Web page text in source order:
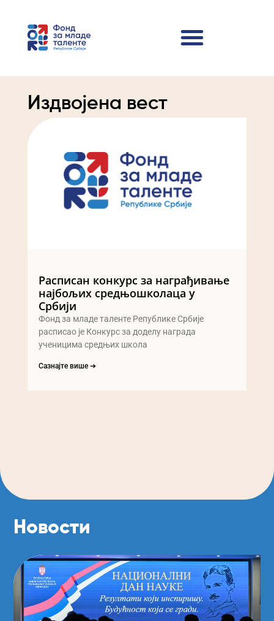
Издвојена вест
Расписан конкурс за награђивање
најбољих средњошколаца у
Србији
Фонд за младе таленте Републике Србије
расписао је Конкурс за доделу награда
ученицима средњих школа
Сазнајте више ➔
Новости